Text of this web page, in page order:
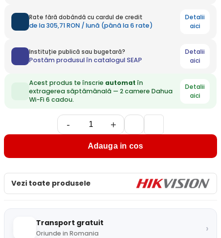
Rate fără dobândă cu cardul de credit
de la 305,71 RON / lună (până la 6 rate)
Detalii
aici
Instituție publică sau bugetară?
Postăm produsul în catalogul SEAP
Detalii
aici
Acest produs te înscrie automat în
extragerea săptămânală — 2 camere Dahua
Wi-Fi 6 cadou.
Detalii
aici
- +
Adauga in cos
Vezi toate produsele
Transport gratuit
Oriunde in Romania ›